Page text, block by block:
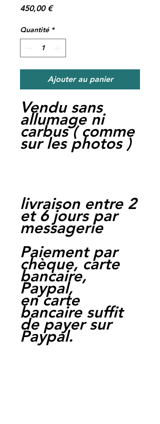
450,00 €Prix
Quantité *
Ajouter au panier
Vendu sans
allumage ni
carbus ( comme
sur les photos )
livraison entre 2
et 6 jours par
messagerie
Paiement par
chèque, carte
bancaire,
Paypal,
en carte
bancaire suffit
de payer sur
Paypal.